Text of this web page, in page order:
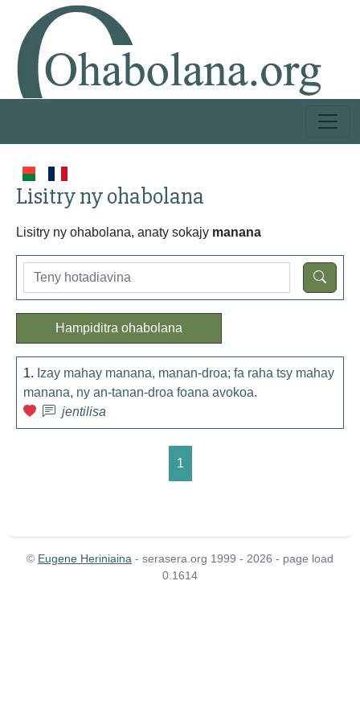
Lisitry ny ohabolana
Lisitry ny ohabolana, anaty sokajy manana
Hampiditra ohabolana
1. Izay mahay manana, manan-droa; fa raha tsy mahay
manana, ny an-tanan-droa foana avokoa.
jentilisa
1
© Eugene Heriniaina - serasera.org 1999 - 2026 - page load
0.1614